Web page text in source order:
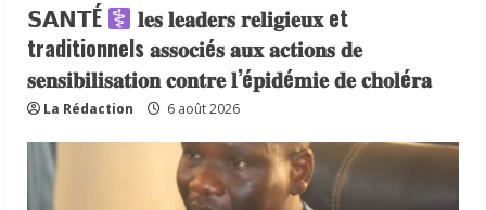
𝗦𝗔𝗡𝗧É
𝐥𝐞𝐬 𝐥𝐞𝐚𝐝𝐞𝐫𝐬 𝐫𝐞𝐥𝐢𝐠𝐢𝐞𝐮𝐱 et
traditionnels 𝐚𝐬𝐬𝐨𝐜𝐢é𝐬 𝐚𝐮𝐱 𝐚𝐜𝐭𝐢𝐨𝐧𝐬 𝐝𝐞
𝐬𝐞𝐧𝐬𝐢𝐛𝐢𝐥𝐢𝐬𝐚𝐭𝐢𝐨𝐧 𝐜𝐨𝐧𝐭𝐫𝐞 𝐥’é𝐩𝐢𝐝é𝐦𝐢𝐞 𝐝𝐞 𝐜𝐡𝐨𝐥é𝐫𝐚
La Rédaction 6 août 2026